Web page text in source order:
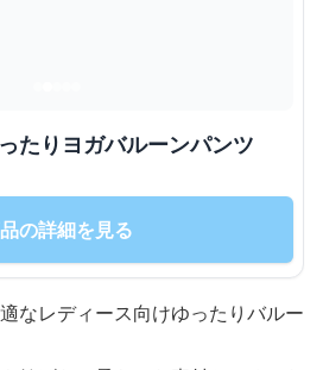
たりヨガバルーンパンツ
の詳細を見る
なレディース向けゆったりバルー